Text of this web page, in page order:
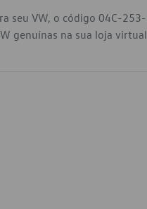
seu VW, o código 04C-253-
genuínas na sua loja virtual